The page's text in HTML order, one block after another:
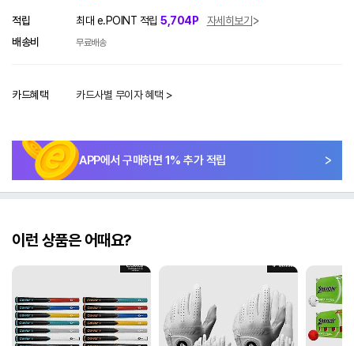
적립 최대 e.POINT 적립 5,704P
자세히보기
배송비
무료배송
카드혜택 카드사별 무이자 혜택 >
APP에서 구매하면 1% 추가 적립
이런 상품은 어때요?